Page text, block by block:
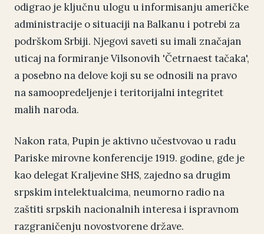
odigrao je ključnu ulogu u informisanju američke
administracije o situaciji na Balkanu i potrebi za
podrškom Srbiji. Njegovi saveti su imali značajan
uticaj na formiranje Vilsonovih 'Četrnaest tačaka',
a posebno na delove koji su se odnosili na pravo
na samoopredeljenje i teritorijalni integritet
malih naroda.
Nakon rata, Pupin je aktivno učestvovao u radu
Pariske mirovne konferencije 1919. godine, gde je
kao delegat Kraljevine SHS, zajedno sa drugim
srpskim intelektualcima, neumorno radio na
zaštiti srpskih nacionalnih interesa i ispravnom
razgraničenju novostvorene države.